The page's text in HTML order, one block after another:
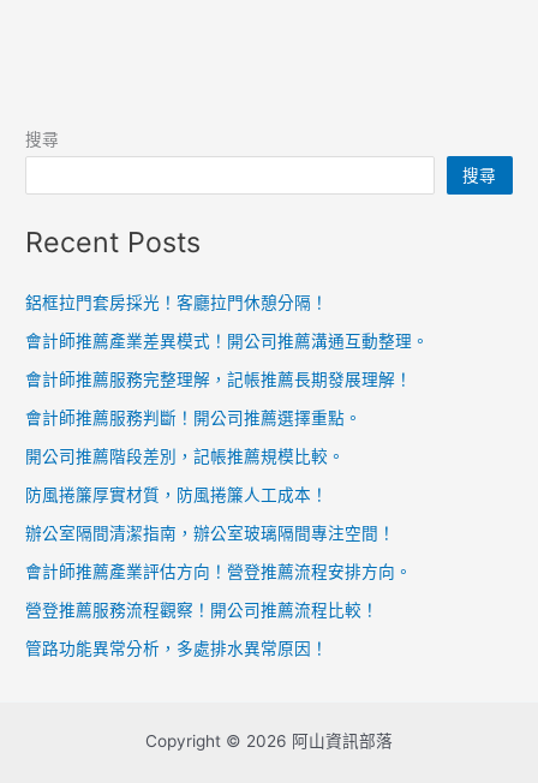
搜尋
搜尋
Recent Posts
鋁框拉門套房採光！客廳拉門休憩分隔！
會計師推薦產業差異模式！開公司推薦溝通互動整理。
會計師推薦服務完整理解，記帳推薦長期發展理解！
會計師推薦服務判斷！開公司推薦選擇重點。
開公司推薦階段差別，記帳推薦規模比較。
防風捲簾厚實材質，防風捲簾人工成本！
辦公室隔間清潔指南，辦公室玻璃隔間專注空間！
會計師推薦產業評估方向！營登推薦流程安排方向。
營登推薦服務流程觀察！開公司推薦流程比較！
管路功能異常分析，多處排水異常原因！
Copyright © 2026 阿山資訊部落